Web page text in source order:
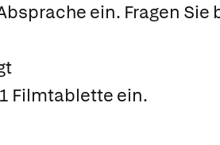
ein. Fragen
Filmtablette ein.